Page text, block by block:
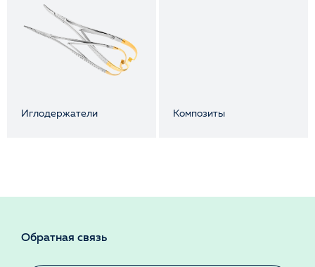
или оперативно привезти необходимый инструмент.
Иглодержатели Композиты
Обратная связь